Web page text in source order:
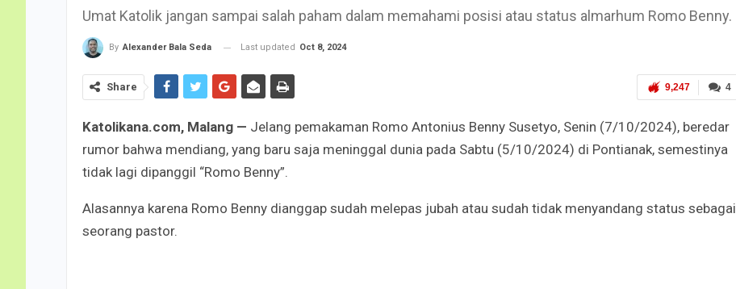
Umat Katolik jangan sampai salah paham dalam memahami posisi atau status almarhum Romo Benny.
By Alexander Bala Seda Last updated Oct 8, 2024
4
9,247
Share
Katolikana.com, Malang — Jelang pemakaman Romo Antonius Benny Susetyo, Senin (7/10/2024), beredar
rumor bahwa mendiang, yang baru saja meninggal dunia pada Sabtu (5/10/2024) di Pontianak, semestinya
tidak lagi dipanggil “Romo Benny”.
Alasannya karena Romo Benny dianggap sudah melepas jubah atau sudah tidak menyandang status sebagai
seorang pastor.